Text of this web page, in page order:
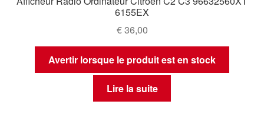
6155EX
€36,00
Avertir lorsque le produit est en stock
Lire la suite